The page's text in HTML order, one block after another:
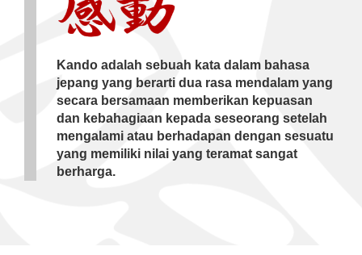
Kando adalah sebuah kata dalam bahasa
jepang yang berarti dua rasa mendalam yang
secara bersamaan memberikan kepuasan
dan kebahagiaan kepada seseorang setelah
mengalami atau berhadapan dengan sesuatu
yang memiliki nilai yang teramat sangat
berharga.